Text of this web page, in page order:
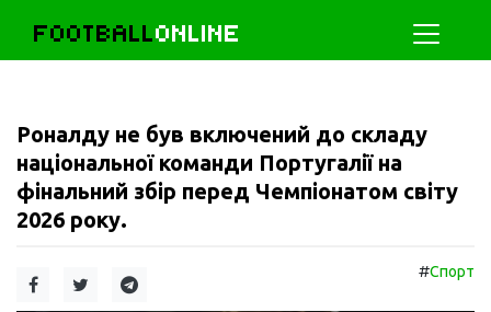
FOOTBALLONLINE
Роналду не був включений до складу
національної команди Португалії на
фінальний збір перед Чемпіонатом світу
2026 року.
#Спорт